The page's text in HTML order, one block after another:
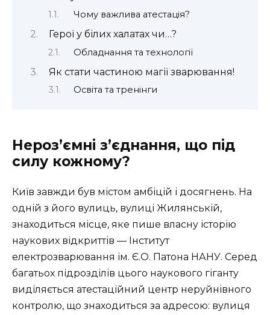
Чому важлива атестація?
Герої у білих халатах чи…?
Обладнання та технології
Як стати частиною магії зварювання!
Освіта та тренінги
Нероз’ємні з’єднання, що під
силу кожному?
Київ завжди був містом амбіцій і досягнень. На
одній з його вулиць, вулиці Жилянській,
знаходиться місце, яке пише власну історію
наукових відкриттів — Інститут
електрозварювання ім. Є.О. Патона НАНУ. Серед
багатьох підрозділів цього наукового гіганту
виділяється атестаційний центр неруйнівного
контролю, що знаходиться за адресою: вулиця